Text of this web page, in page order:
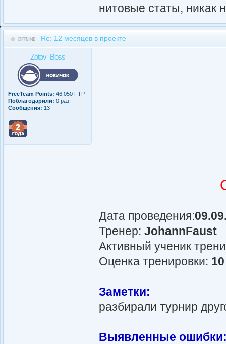
нитовые статы, никак
Re: 12 месяцев в проекте
Zotov_Boss
FreeTeam Points: 46,050 FTP
Поблагодарили: 0 раз.
Сообщения: 13
Дата проведения:
Тренер: JohannFaust
Активный ученик
Оценка тренировки:
Заметки:
разбирали турнир
Выявленные